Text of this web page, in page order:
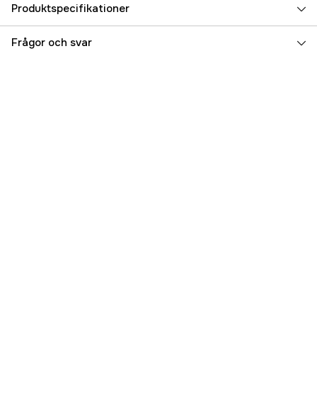
Produktspecifikationer
Global Garanti yes
Frågor och svar